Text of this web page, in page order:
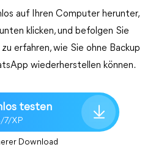
auf Ihren Computer herunter,
klicken, und befolgen Sie
erfahren, wie Sie ohne Backup
wiederherstellen können.
testen
7/XP
Download